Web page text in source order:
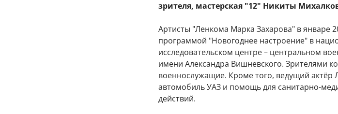
зрителя, мастерская "12" Никиты
Артисты "Ленкома Марка Захарова" в январе
программой "Новогоднее настроение" в
исследовательском центре – центральном
имени Александра Вишневского. Зрителями
военнослужащие. Кроме того, ведущий актёр
автомобиль УАЗ и помощь для санитарно-
действий.